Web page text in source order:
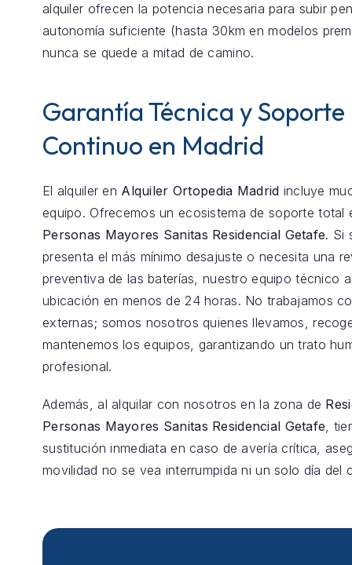
alquiler ofrecen la potencia necesaria para subir
autonomía suficiente (hasta 30km en modelos
nunca se quede a mitad de camino.
Garantía Técnica y Soporte
Continuo en Madrid
El alquiler en Alquiler Ortopedia Madrid incluye
equipo. Ofrecemos un ecosistema de soporte total
Personas Mayores Sanitas Residencial Getafe. Si
presenta el más mínimo desajuste o necesita una
preventiva de las baterías, nuestro equipo técnico
ubicación en menos de 24 horas. No trabajamos
externas; somos nosotros quienes llevamos,
mantenemos los equipos, garantizando un trato
profesional.
Además, al alquilar con nosotros en la zona de
Personas Mayores Sanitas Residencial Getafe,
sustitución inmediata en caso de avería crítica,
movilidad no se vea interrumpida ni un solo día del